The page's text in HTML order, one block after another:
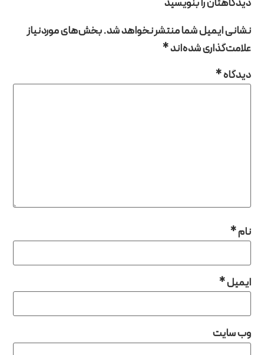
را بنویسید
ایمیل شما منتشر نخواهد شد.بخش‌های موردنیاز
شده‌اند*
*
*